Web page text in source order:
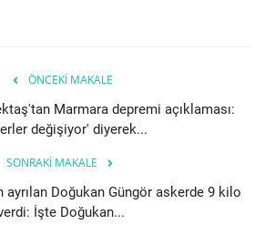
ÖNCEKI MAKALE
Marmara depremi açıklaması:
değişiyor' diyerek...
SONRAKI MAKALE
ayrılan Doğukan Güngör askerde 9 kilo
İşte Doğukan...